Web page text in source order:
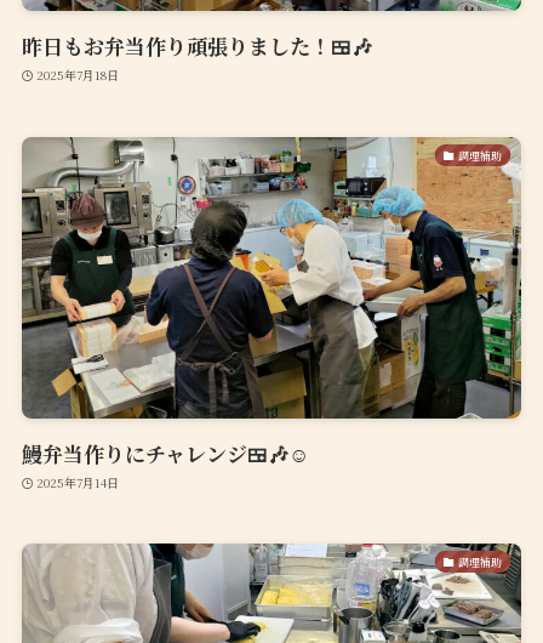
昨日もお弁当作り頑張りました！🍱🎶
2025年7月18日
調理補助
鰻弁当作りにチャレンジ🍱🎶☺️
2025年7月14日
調理補助